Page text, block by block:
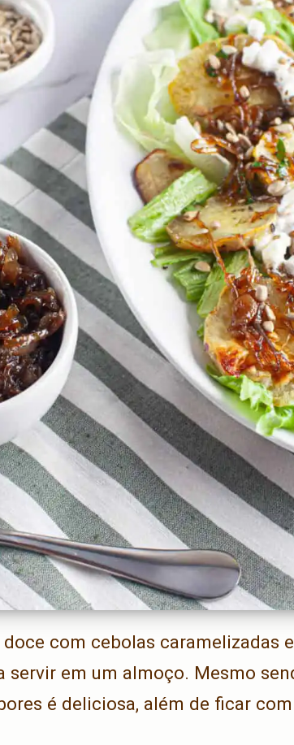
doce com cebolas caramelizadas
servir em um almoço. Mesmo
é deliciosa, além de ficar